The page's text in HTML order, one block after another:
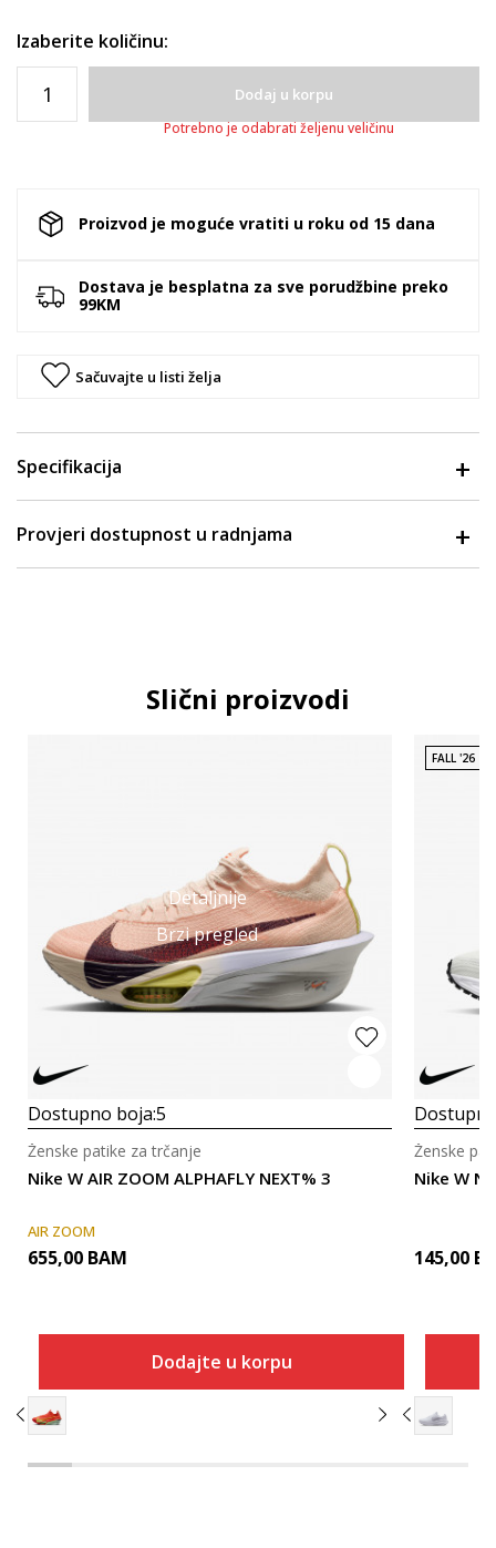
Izaberite količinu:
Dodaj u korpu
Potrebno je odabrati željenu veličinu
Proizvod je moguće vratiti u roku od 15 dana
Dostava je besplatna za sve porudžbine preko
99KM
Sačuvajte u listi želja
Specifikacija
Provjeri dostupnost u radnjama
Slični proizvodi
Detaljnije
Brzi pregled
Dostupno boja:5
Nike W AIR ZOOM ALPHAFLY NEXT% 3
Ženske patike za trčanje
AIR ZOOM
655,00 BAM
Dodajte u korpu
FALL '26
Nike W
Ženske
145,00